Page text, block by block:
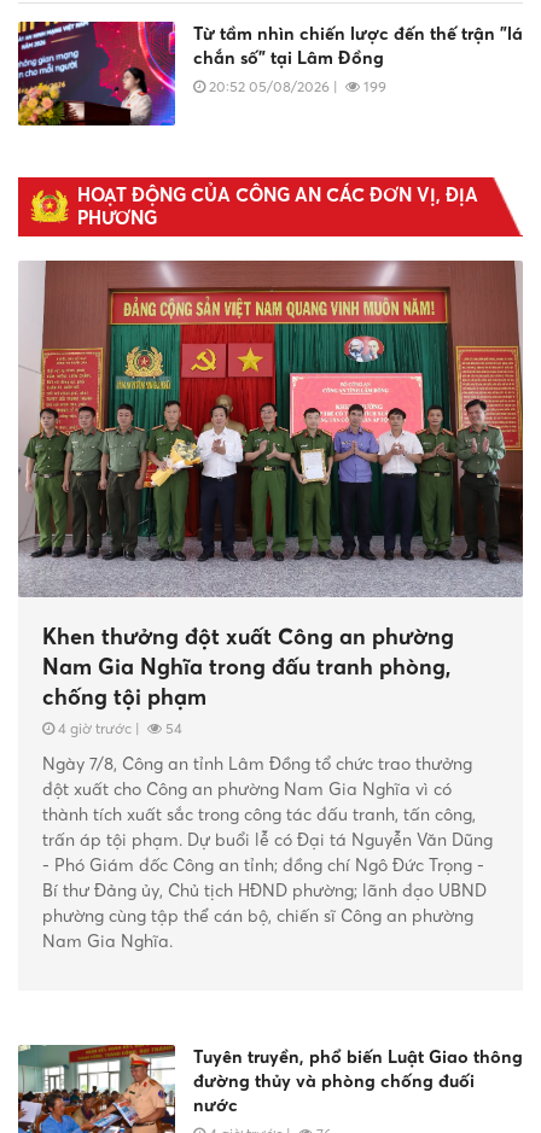
Từ tầm nhìn chiến lược đến thế trận "lá
chắn số" tại Lâm Đồng
20:52 05/08/2026 | 199
Lâm Đồng tổ chức triển lãm sản phẩm
an ninh mạng
Đội thi tỉnh Lâm Đồng xuất sắc đạt giải
B Hội thi lực lượng tham gia bảo vệ an
ninh, trật tự ở cơ sở giỏi toàn quốc
13:34 05/08/2026| 89
HOẠT ĐỘNG CỦA CÔNG AN CÁC ĐƠN VỊ, ĐỊA
PHƯƠNG
Khen thưởng đột xuất Công an phường
Nam Gia Nghĩa trong đấu tranh phòng,
chống tội phạm
4 giờ trước | 54
Ngày 7/8, Công an tỉnh Lâm Đồng tổ chức trao thưởng
đột xuất cho Công an phường Nam Gia Nghĩa vì có
thành tích xuất sắc trong công tác đấu tranh, tấn công,
trấn áp tội phạm. Dự buổi lễ có Đại tá Nguyễn Văn Dũng
- Phó Giám đốc Công an tỉnh; đồng chí Ngô Đức Trọng -
Bí thư Đảng ủy, Chủ tịch HĐND phường; lãnh đạo UBND
phường cùng tập thể cán bộ, chiến sĩ Công an phường
Nam Gia Nghĩa.
Tuyên truyền, phổ biến Luật Giao thông
đường thủy và phòng chống đuối
nước